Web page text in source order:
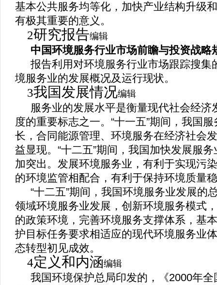
基本公共服务均等化，加快产业结构升级
有极其重要的意义。
2研究报告编辑
中国环境服务行业市场前瞻与投资战略
报告利用对环境服务行业市场跟踪搜集
境服务业的发展概况及运行现状。
3我国发展情况编辑
服务业的发展水平是衡量现代社会经济
度的重要标志之一。 “十一五”期间，我国
长，合同能源管理、环境服务在经济社会
益显现。 “十二五”期间，我国加快发展服
加突出。发展环境服务业，有利于实现污
的环境监管相配合，有利于保持环境质量
“十二五”期间，我国环境服务业发展的
领域环境服务业发展，创新环境服务模式
的政策环境，完善环境服务支撑体系，基
护目标任务要求相适应的现代环境服务业
态转型初见成效。
4定义和内涵编辑
我国环境保护总局印发的，《2000年全